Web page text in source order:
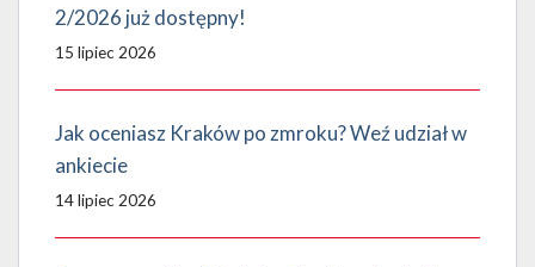
2/2026 już dostępny!
15 lipiec 2026
Jak oceniasz Kraków po zmroku? Weź udział w
ankiecie
14 lipiec 2026